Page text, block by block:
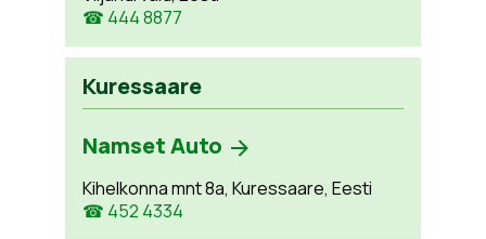
☎ 444 8877
Kuressaare
Namset Auto
Kihelkonna mnt 8a, Kuressaare, Eesti
☎ 452 4334